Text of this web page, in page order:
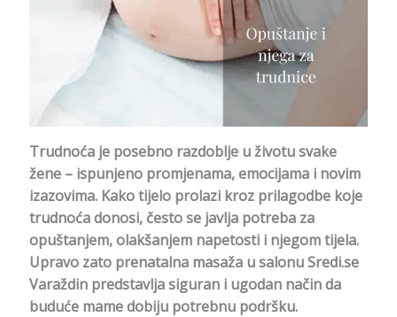
Trudnoća je posebno razdoblje u životu svake
žene – ispunjeno promjenama, emocijama i novim
izazovima. Kako tijelo prolazi kroz prilagodbe koje
trudnoća donosi, često se javlja potreba za
opuštanjem, olakšanjem napetosti i njegom tijela.
Upravo zato prenatalna masaža u salonu Sredi.se
Varaždin predstavlja siguran i ugodan način da
buduće mame dobiju potrebnu podršku.